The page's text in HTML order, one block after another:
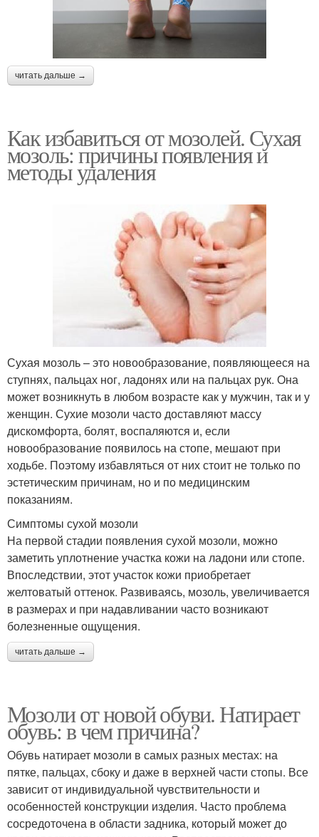
читать дальше →
Как избавиться от мозолей. Сухая
мозоль: причины появления и
методы удаления
Сухая мозоль – это новообразование, появляющееся на
ступнях, пальцах ног, ладонях или на пальцах рук. Она
может возникнуть в любом возрасте как у мужчин, так и у
женщин. Сухие мозоли часто доставляют массу
дискомфорта, болят, воспаляются и, если
новообразование появилось на стопе, мешают при
ходьбе. Поэтому избавляться от них стоит не только по
эстетическим причинам, но и по медицинским
показаниям.
Симптомы сухой мозоли
На первой стадии появления сухой мозоли, можно
заметить уплотнение участка кожи на ладони или стопе.
Впоследствии, этот участок кожи приобретает
желтоватый оттенок. Развиваясь, мозоль, увеличивается
в размерах и при надавливании часто возникают
болезненные ощущения.
читать дальше →
Мозоли от новой обуви. Натирает
обувь: в чем причина?
Обувь натирает мозоли в самых разных местах: на
пятке, пальцах, сбоку и даже в верхней части стопы. Все
зависит от индивидуальной чувствительности и
особенностей конструкции изделия. Часто проблема
сосредоточена в области задника, который может до